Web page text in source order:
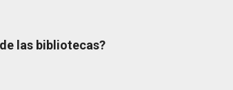
las bibliotecas?